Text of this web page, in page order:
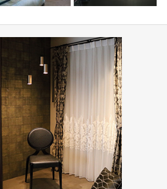
テル(コーディネート集) 葬祭ホール いなんせ会